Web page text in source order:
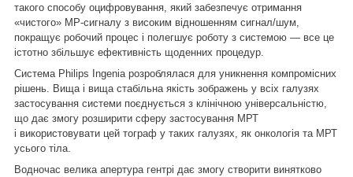
такого способу оцифровування, який забезпечує отримання
«чистого» МР-сигналу з високим відношенням сигнал/шум,
покращує робочий процес і полегшує роботу з системою — все це
істотно збільшує ефективність щоденних процедур.
Система Philips Ingenia розроблялася для уникнення компромісних
рішень. Вища і вища стабільна якість зображень у всіх галузях
застосування системи поєднується з клінічною універсальністю,
що дає змогу розширити сферу застосування МРТ
і використовувати цей тограф у таких галузях, як онкологія та МРТ
усього тіла.
Водночас велика апертура гентрі дає змогу створити винятково